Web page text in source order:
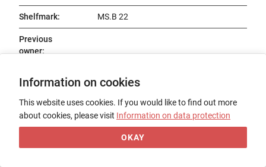
Shelfmark: MS.B 22
Previous
owner:
althochdeutschen Glossen am Rand
(Fragm.)
11. Jh.
Information on cookies
This website uses cookies. If you would like to find out more
about cookies, please visit Information on data protection
OKAY